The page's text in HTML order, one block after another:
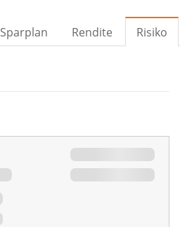
Sparplan Rendite Risiko